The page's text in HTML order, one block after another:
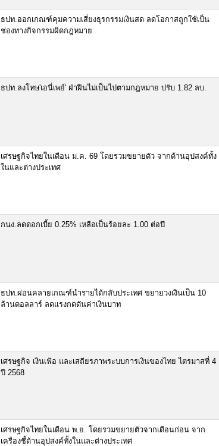
ธปท.ออกเกณฑ์คุมความเสี่ยงธุรกรรมเงินสด ลดโอกาสถูกใช้เป็น
ช่องทางกิจกรรมผิดกฎหมาย
ธปท.ลงโทษ'เอนี่เพย์' ฝ่าฝืนไม่เป็นไปตามกฎหมาย ปรับ 1.82 ลบ.
เศรษฐกิจไทยในเดือน ม.ค. 69 โดยรวมขยายตัว จากด้านอุปสงค์ทั้ง
ในและต่างประเทศ
กนง.ลดดอกเบี้ย 0.25% เหลือเป็นร้อยละ 1.00 ต่อปี
ธปท.ผ่อนคลายเกณฑ์นำรายได้กลับประเทศ ขยายวงเงินเป็น 10
ล้านดอลลาร์ ลดแรงกดดันค่าเงินบาท
เศรษฐกิจ เงินเฟ้อ และเสถียรภาพระบบการเงินของไทย ไตรมาสที่ 4
ปี 2568
เศรษฐกิจไทยในเดือน พ.ย. โดยรวมขยายตัวจากเดือนก่อน จาก
เครื่องชี้ด้านอุปสงค์ทั้งในและต่างประเทศ